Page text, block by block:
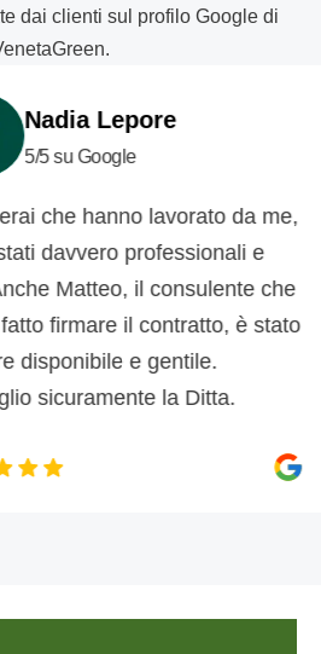
dai clienti sul profilo Google di
Lepore
su Google
che hanno lavorato da me,
davvero professionali e
Matteo, il consulente che
firmare il contratto, è stato
e gentile.
la Ditta.